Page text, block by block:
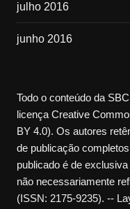
julho 2016
junho 2016
Todo o conteúdo da
licença Creative
BY 4.0). Os autores
de publicação
publicado é de
não necessariamente
(ISSN: 2175-9235). --